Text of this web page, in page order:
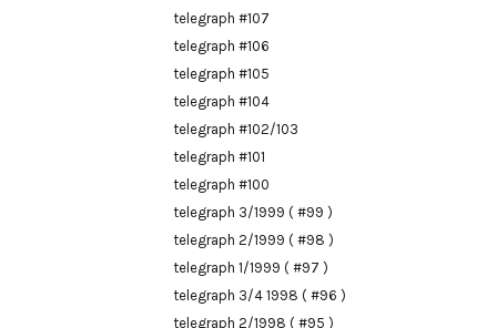
telegraph #107
telegraph #106
telegraph #105
telegraph #104
telegraph #102/103
telegraph #101
telegraph #100
telegraph 3/1999 ( #99 )
telegraph 2/1999 ( #98 )
telegraph 1/1999 ( #97 )
telegraph 3/4 1998 ( #96 )
telegraph 2/1998 ( #95 )